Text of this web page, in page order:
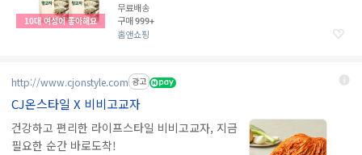
10대 여성이 좋아해요
무료배송
구매999+
홈앤쇼핑
http://www.cjonstyle.com 광고
CJ온스타일 X 비비고교자
건강하고 편리한 라이프스타일 비비고교자, 지금
필요한 순간 바로도착!